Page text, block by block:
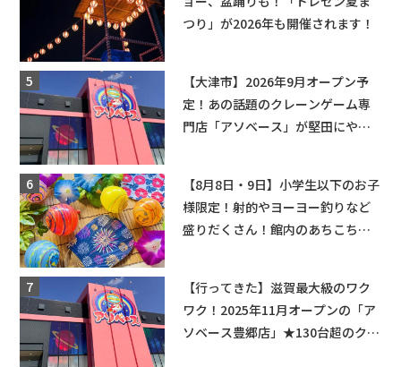
つり」が2026年も開催されます！
【大津市】2026年9月オープン予
定！あの話題のクレーンゲーム専
門店「アソベース」が堅田にやっ
【8月8日・9日】小学生以下のお子
様限定！射的やヨーヨー釣りなど
盛りだくさん！館内のあちこちに
【行ってきた】滋賀最大級のワク
ワク！2025年11月オープンの「ア
ソベース豊郷店」★130台超のクレ